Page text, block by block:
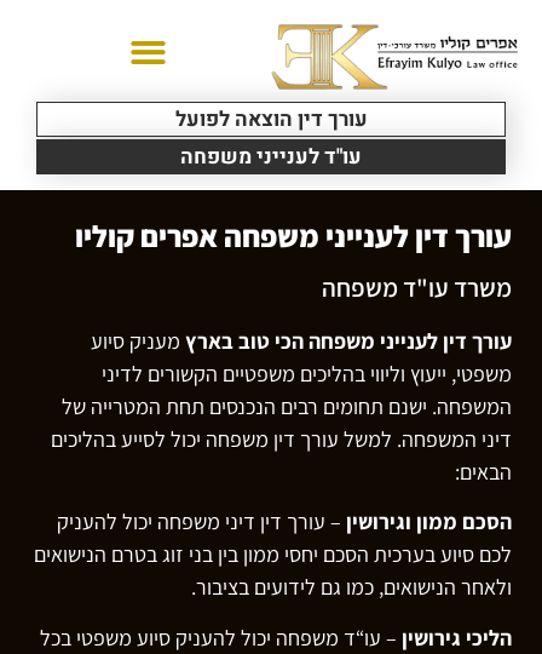
עורך דין הוצאה לפועל
עו"ד לענייני משפחה
עורך דין לענייני משפחה אפרים קוליו
משרד עו"ד משפחה
עורך דין לענייני משפחה הכי טוב בארץ מעניק סיוע
משפטי, ייעוץ וליווי בהליכים משפטיים הקשורים לדיני
המשפחה. ישנם תחומים רבים הנכנסים תחת המטרייה של
דיני המשפחה. למשל עורך דין משפחה יכול לסייע בהליכים
הבאים:
הסכם ממון וגירושין – עורך דין דיני משפחה יכול להעניק
לכם סיוע בערכית הסכם יחסי ממון בין בני זוג בטרם הנישואים
ולאחר הנישואים, כמו גם לידועים בציבור.
הליכי גירושין – עו“ד משפחה יכול להעניק סיוע משפטי בכל